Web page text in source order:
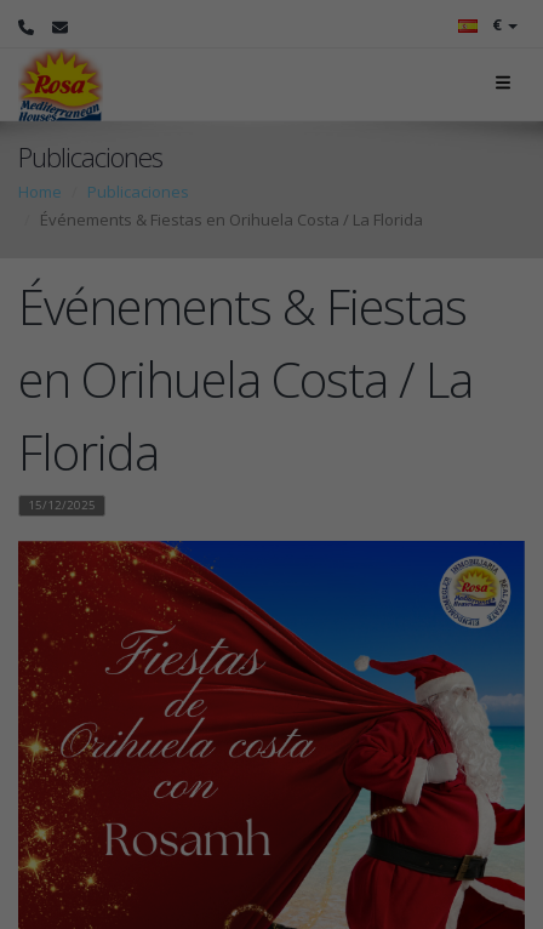
€
Publicaciones
Home
Publicaciones
Événements & Fiestas en Orihuela Costa / La Florida
Événements & Fiestas
en Orihuela Costa / La
Florida
15/12/2025